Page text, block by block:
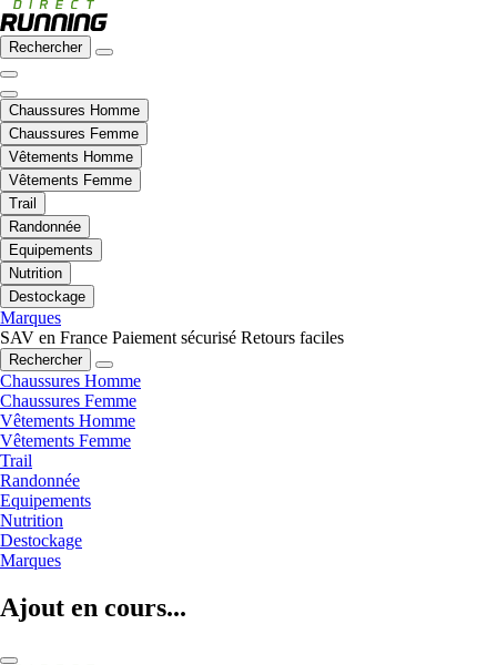
Rechercher
Chaussures Homme
Chaussures Femme
Vêtements Homme
Vêtements Femme
Trail
Randonnée
Equipements
Nutrition
Destockage
Marques
SAV en France Paiement sécurisé Retours faciles
Rechercher
Chaussures Homme
Chaussures Femme
Vêtements Homme
Vêtements Femme
Trail
Randonnée
Equipements
Nutrition
Destockage
Marques
Ajout en cours...